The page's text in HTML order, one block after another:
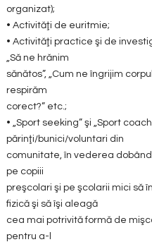
organizat);
• Activităţi de euritmie;
• Activităţi practice şi de
„Să ne hrănim
sănătos”, „Cum ne îngrijim
respirăm
corect?” etc.;
• „Sport seeking” şi „Sport
părinţi/bunici/voluntari din
comunitate, în vederea
pe copiii
preşcolari şi pe şcolarii mici să
fizică şi să îşi aleagă
cea mai potrivită formă de
pentru a-l